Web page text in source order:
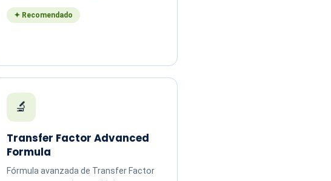
✦ Recomendado
🔬
Transfer Factor Advanced
Formula
Fórmula avanzada de Transfer Factor